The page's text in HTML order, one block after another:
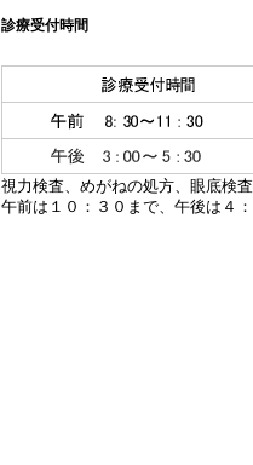
診療受付時間
視力検査、めがねの処方、眼底検
午前は１０：３０まで、午後は４